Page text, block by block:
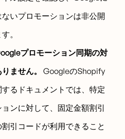
いプロモーションは非公開
。
プロモーション同期の対
ません。
GoogleのShopify
るドキュメントでは、特定
ンに対して、固定金額割引
引コードが利用できること